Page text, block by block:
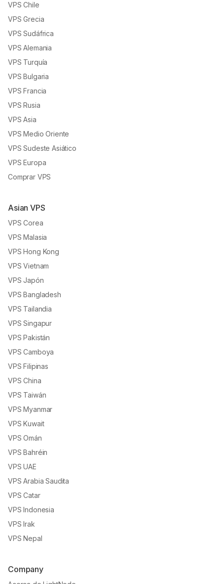
VPS Chile
VPS Grecia
VPS Sudáfrica
VPS Alemania
VPS Turquía
VPS Bulgaria
VPS Francia
VPS Rusia
VPS Asia
VPS Medio Oriente
VPS Sudeste Asiático
VPS Europa
Comprar VPS
Asian VPS
VPS Corea
VPS Malasia
VPS Hong Kong
VPS Vietnam
VPS Japón
VPS Bangladesh
VPS Tailandia
VPS Singapur
VPS Pakistán
VPS Camboya
VPS Filipinas
VPS China
VPS Taiwán
VPS Myanmar
VPS Kuwait
VPS Omán
VPS Bahréin
VPS UAE
VPS Arabia Saudita
VPS Catar
VPS Indonesia
VPS Irak
VPS Nepal
Company